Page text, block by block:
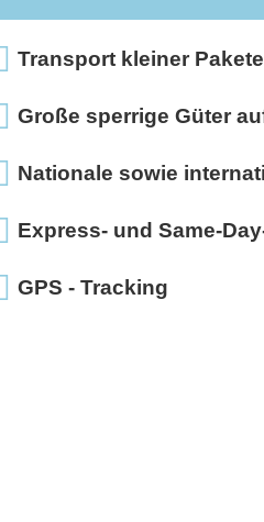
Transport kleiner Pakete
Große sperrige Güter
Nationale sowie
Express- und Same-
GPS - Tracking